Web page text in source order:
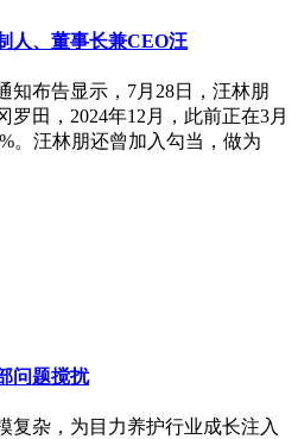
人、董事长兼CEO汪
知布告显示，7月28日，汪林朋
罗田，2024年12月，此前正在3月
。汪林朋还曾加入勾当，做为
问题搅扰
复杂，为目力养护行业成长注入